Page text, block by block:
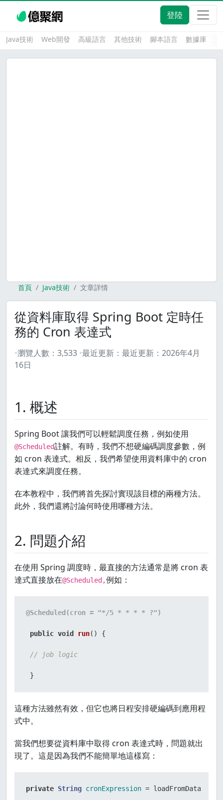
登陸
Java技術 Web開發 高級語言 其他技術 腳本語言 數據庫
首頁 Java技術 文章詳情
從資料庫取得 Spring Boot 定時任
務的 Cron 表達式
瀏覽人數： 3,533 最近更新： 最近更新： 2026年4月
16日
1. 概述
Spring Boot 讓我們可以輕鬆調度任務，例如使用
@Scheduled註解。有時，我們不想硬編碼調度參數，例
如 cron 表達式。相反，我們希望使用資料庫中的 cron
表達式來調度任務。
在本教程中，我們將首先探討實現該目標的兩種方法。
此外，我們還將討論何時使用哪種方法。
2. 問題介紹
在使用 Spring 調度時，最直接的方法通常是將 cron 表
達式直接放在@Scheduled,例如：
@Scheduled(cron = "*/5 * * * * ?")
public void run() {
// job logic
}
這種方法雖然有效，但它也將日程安排硬編碼到應用程
式中。
當我們想要從資料庫中取得 cron 表達式時，問題就出
現了。這是因為我們不能簡單地這樣寫：
private String cronExpression =